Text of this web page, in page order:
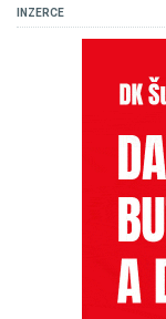
INZERCE